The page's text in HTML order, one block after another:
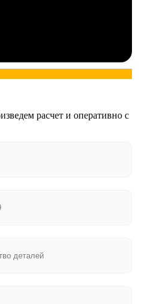
расчет и оперативно с